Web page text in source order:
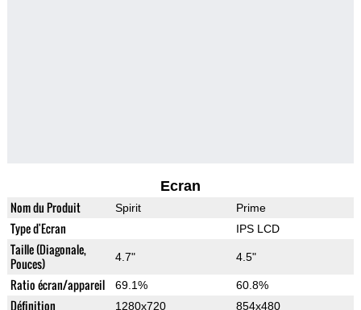
Ecran
Nom du Produit Spirit Prime
Type d'Ecran IPS LCD
Taille (Diagonale,
Pouces)
4.7" 4.5"
Ratio écran/appareil 69.1% 60.8%
Définition 1280x720 854x480